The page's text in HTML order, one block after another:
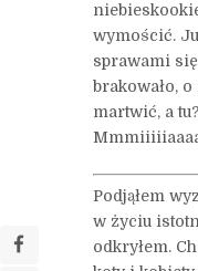
wymościć.
sprawami
brakowało,
martwić, a tu?
Podjąłem
w życiu
odkryłem.